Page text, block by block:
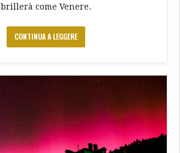
brillerà come Venere.
CONTINUA A LEGGERE